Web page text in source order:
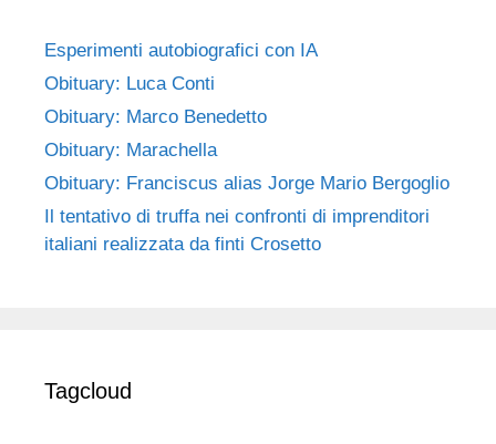
Esperimenti autobiografici con IA
Obituary: Luca Conti
Obituary: Marco Benedetto
Obituary: Marachella
Obituary: Franciscus alias Jorge Mario Bergoglio
Il tentativo di truffa nei confronti di imprenditori
italiani realizzata da finti Crosetto
Tagcloud